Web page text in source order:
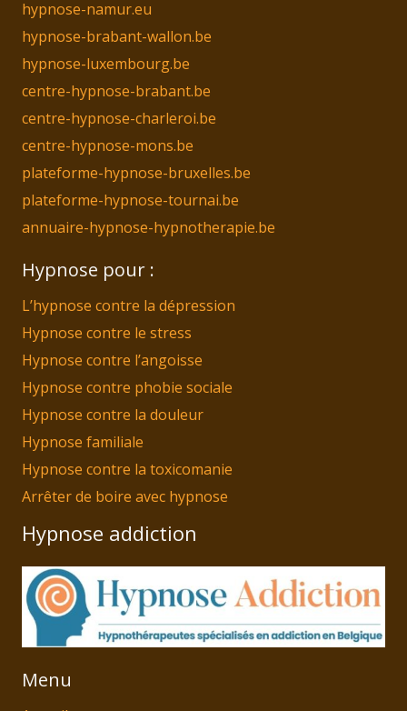
hypnose-namur.eu
hypnose-brabant-wallon.be
hypnose-luxembourg.be
centre-hypnose-brabant.be
centre-hypnose-charleroi.be
centre-hypnose-mons.be
plateforme-hypnose-bruxelles.be
plateforme-hypnose-tournai.be
annuaire-hypnose-hypnotherapie.be
Hypnose pour :
L’hypnose contre la dépression
Hypnose contre le stress
Hypnose contre l’angoisse
Hypnose contre phobie sociale
Hypnose contre la douleur
Hypnose familiale
Hypnose contre la toxicomanie
Arrêter de boire avec hypnose
Hypnose addiction
Menu